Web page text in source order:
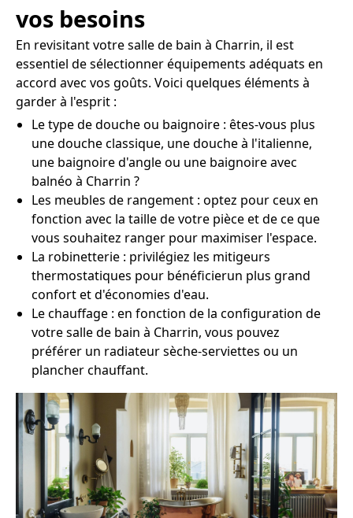
vos besoins
En revisitant votre salle de bain à Charrin, il est
essentiel de sélectionner équipements adéquats en
accord avec vos goûts. Voici quelques éléments à
garder à l'esprit :
Le type de douche ou baignoire : êtes-vous plus
une douche classique, une douche à l'italienne,
une baignoire d'angle ou une baignoire avec
balnéo à Charrin ?
Les meubles de rangement : optez pour ceux en
fonction avec la taille de votre pièce et de ce que
vous souhaitez ranger pour maximiser l'espace.
La robinetterie : privilégiez les mitigeurs
thermostatiques pour bénéficierun plus grand
confort et d'économies d'eau.
Le chauffage : en fonction de la configuration de
votre salle de bain à Charrin, vous pouvez
préférer un radiateur sèche-serviettes ou un
plancher chauffant.